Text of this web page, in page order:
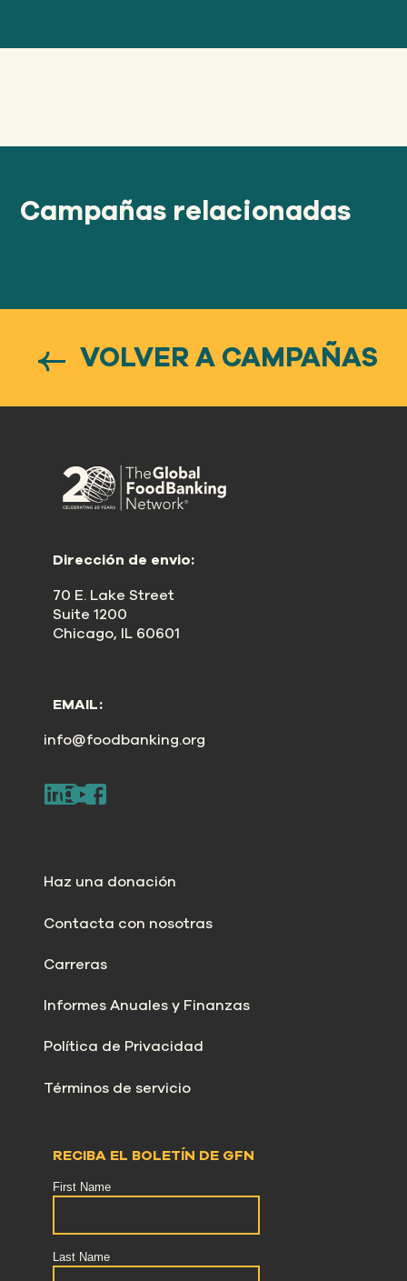
Campañas relacionadas
VOLVER A CAMPAÑAS
Dirección de envio:
70 E. Lake Street
Suite 1200
Chicago, IL 60601
EMAIL:
info@foodbanking.org
Haz una donación
Contacta con nosotras
Carreras
Informes Anuales y Finanzas
Política de Privacidad
Términos de servicio
RECIBA EL BOLETÍN DE GFN